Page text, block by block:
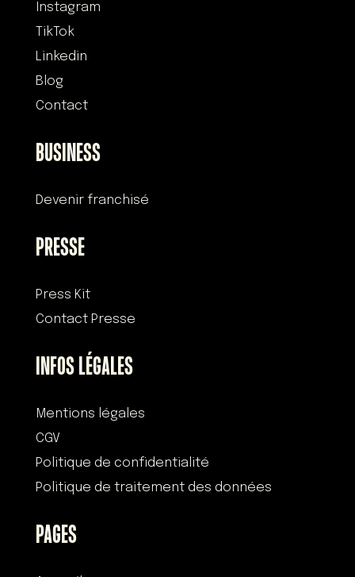
Instagram
TikTok
Linkedin
Blog
Contact
BUSINESS
Devenir franchisé
PRESSE
Press Kit
Contact Presse
INFOS LÉGALES
Mentions légales
CGV
Politique de confidentialité
Politique de traitement des données
PAGES